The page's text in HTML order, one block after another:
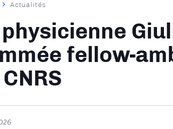
Actualités
fellow-